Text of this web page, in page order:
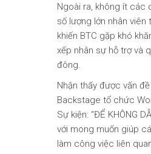
Ngoài ra, không ít các
số lượng lớn nhân viên
khiến BTC gặp khó
xếp nhân sự hỗ trợ và
đông.
Nhận thấy được vấn
Backstage tổ chức
Sự kiện: “ĐỂ KHÔNG
với mong muốn giúp
làm công việc liên